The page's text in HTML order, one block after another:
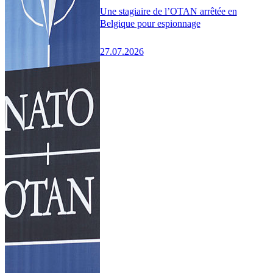
Une stagiaire de l’OTAN arrêtée en
Belgique pour espionnage
27.07.2026